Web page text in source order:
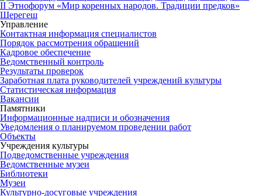
II Этнофорум «Мир коренных народов. Традиции предков»
Шерегеш
Управление
Контактная информация специалистов
Порядок рассмотрения обращений
Кадровое обеспечение
Ведомственный контроль
Результаты проверок
Заработная плата руководителей учреждений культуры
Статистическая информация
Вакансии
Памятники
Информационные надписи и обозначения
Уведомления о планируемом проведении работ
Объекты
Учреждения культуры
Подведомственные учреждения
Ведомственные музеи
Библиотеки
Музеи
Культурно-досуговые учреждения